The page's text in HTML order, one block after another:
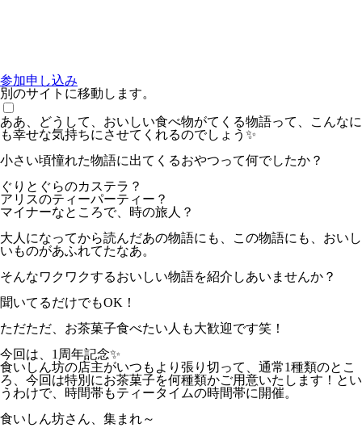
参加申し込み
別のサイトに移動します。
ああ、どうして、おいしい食べ物がてくる物語って、こんなに
も幸せな気持ちにさせてくれるのでしょう✨
小さい頃憧れた物語に出てくるおやつって何でしたか？
ぐりとぐらのカステラ？
アリスのティーパーティー？
マイナーなところで、時の旅人？
大人になってから読んだあの物語にも、この物語にも、おいし
いものがあふれてたなあ。
そんなワクワクするおいしい物語を紹介しあいませんか？
聞いてるだけでもOK！
ただただ、お茶菓子食べたい人も大歓迎です笑！
今回は、1周年記念✨
食いしん坊の店主がいつもより張り切って、通常1種類のとこ
ろ、今回は特別にお茶菓子を何種類かご用意いたします！とい
うわけで、時間帯もティータイムの時間帯に開催。
食いしん坊さん、集まれ～